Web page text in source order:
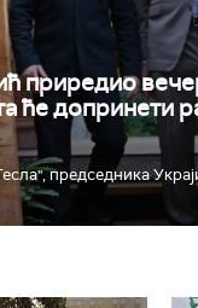
приредио
ће допринети
председника